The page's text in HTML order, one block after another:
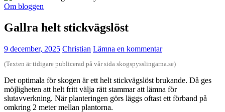
Om bloggen
Gallra helt stickvägslöst
9 december, 2025 Christian Lämna en kommentar
(Texten är tidigare publicerad på vår sida skogspysslingarna.se)
Det optimala för skogen är ett helt stickvägslöst brukande. Då ges
möjligheten att helt fritt välja rätt stammar att lämna för
slutavverkning. När planteringen görs läggs oftast ett förband på
omkring 2 meter mellan plantorna.